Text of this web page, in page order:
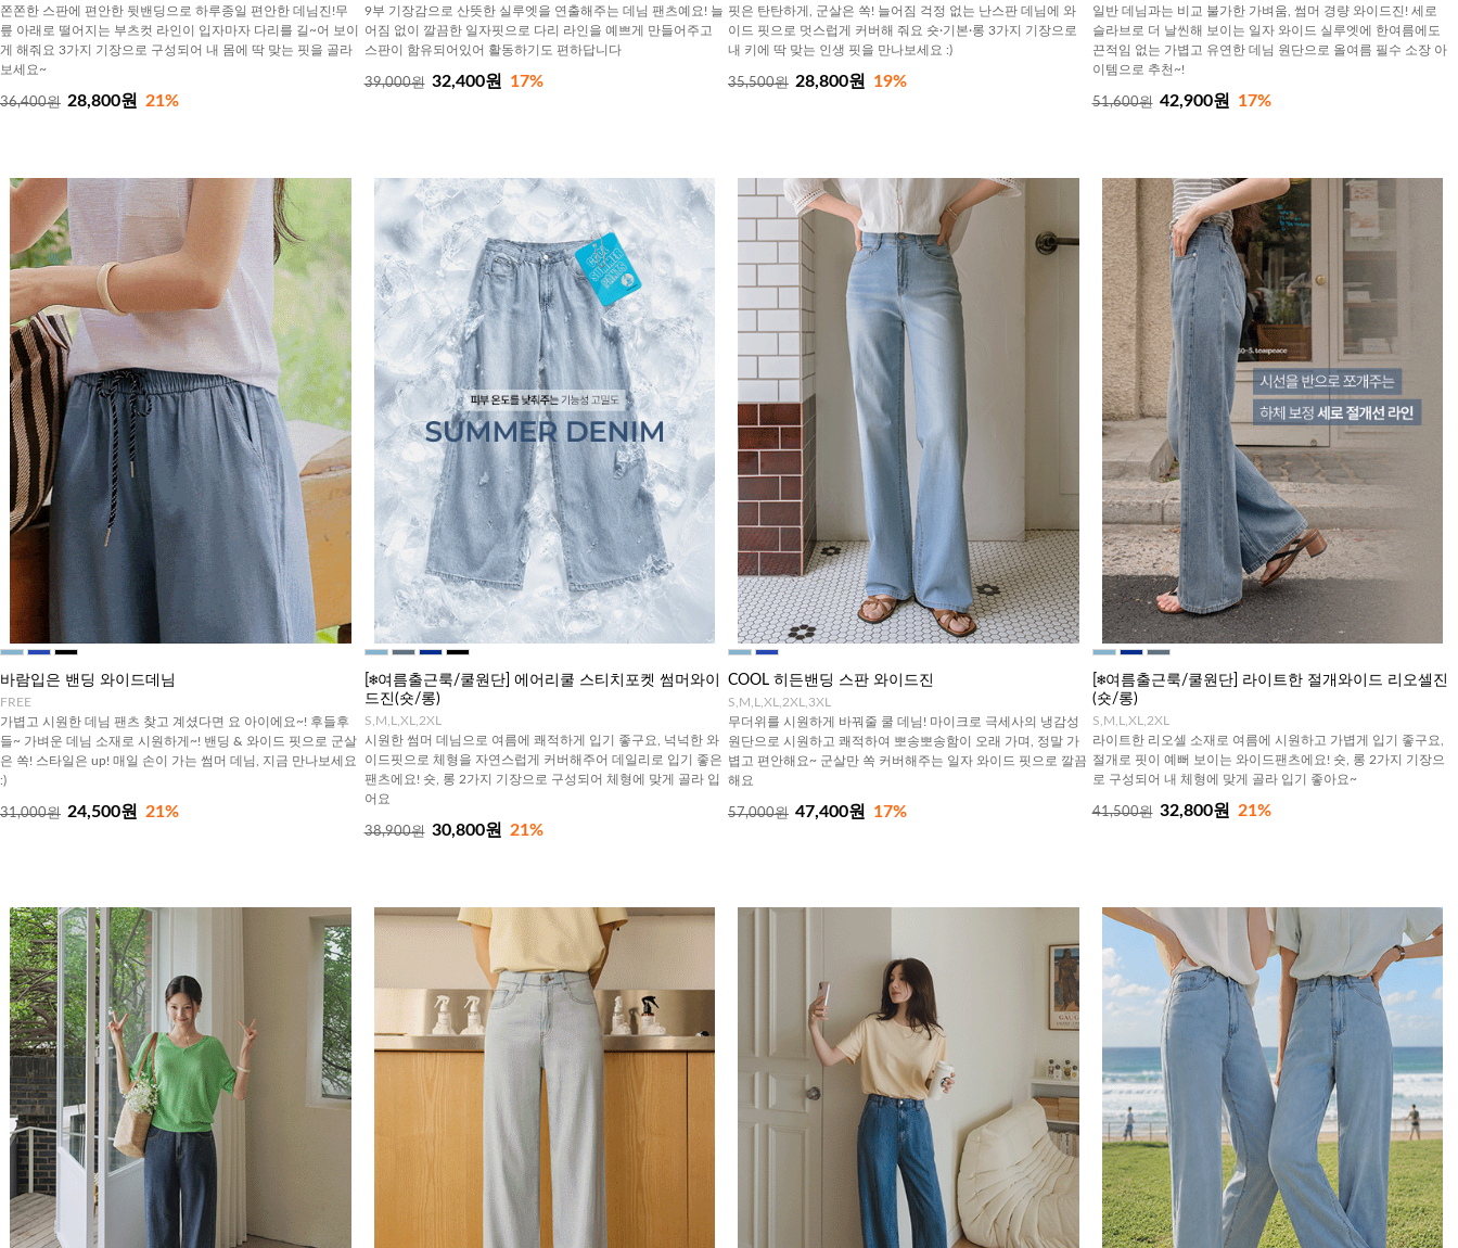
쫀쫀한 스판에 편안한 뒷밴딩으로 하루종일 편안한 데님진!무
릎 아래로 떨어지는 부츠컷 라인이 입자마자 다리를 길~어 보이
게 해줘요 3가지 기장으로 구성되어 내 몸에 딱 맞는 핏을 골라
보세요~
36,400원 28,800원 21%
9부 기장감으로 산뜻한 실루엣을 연출해주는 데님 팬츠예요! 늘
어짐 없이 깔끔한 일자핏으로 다리 라인을 예쁘게 만들어주고
스판이 함유되어있어 활동하기도 편하답니다
39,000원 32,400원 17%
핏은 탄탄하게, 군살은 쏙! 늘어짐 걱정 없는 난스판 데님에 와
이드 핏으로 멋스럽게 커버해 줘요 숏·기본·롱 3가지 기장으로
내 키에 딱 맞는 인생 핏을 만나보세요 :)
35,500원 28,800원 19%
일반 데님과는 비교 불가한 가벼움, 썸머 경량 와이드진! 세로
슬라브로 더 날씬해 보이는 일자 와이드 실루엣에 한여름에도
끈적임 없는 가볍고 유연한 데님 원단으로 올여름 필수 소장 아
이템으로 추천~!
51,600원 42,900원 17%
바람입은 밴딩 와이드데님
FREE
가볍고 시원한 데님 팬츠 찾고 계셨다면 요 아이에요~! 후들후
들~ 가벼운 데님 소재로 시원하게~! 밴딩 & 와이드 핏으로 군살
은 쏙! 스타일은 up! 매일 손이 가는 썸머 데님, 지금 만나보세요
:)
31,000원 24,500원 21%
[❄️여름출근룩/쿨원단] 에어리쿨 스티치포켓 썸머와이
드진(숏/롱)
S,M,L,XL,2XL
시원한 썸머 데님으로 여름에 쾌적하게 입기 좋구요, 넉넉한 와
이드핏으로 체형을 자연스럽게 커버해주어 데일리로 입기 좋은
팬츠에요! 숏, 롱 2가지 기장으로 구성되어 체형에 맞게 골라 입
어요
38,900원 30,800원 21%
COOL 히든밴딩 스판 와이드진
S,M,L,XL,2XL,3XL
무더위를 시원하게 바꿔줄 쿨 데님! 마이크로 극세사의 냉감성
원단으로 시원하고 쾌적하여 뽀송뽀송함이 오래 가며, 정말 가
볍고 편안해요~ 군살만 쏙 커버해주는 일자 와이드 핏으로 깔끔
해요
57,000원 47,400원 17%
[❄️여름출근룩/쿨원단] 라이트한 절개와이드 리오셀진
(숏/롱)
S,M,L,XL,2XL
라이트한 리오셀 소재로 여름에 시원하고 가볍게 입기 좋구요,
절개로 핏이 예뻐 보이는 와이드팬츠에요! 숏, 롱 2가지 기장으
로 구성되어 내 체형에 맞게 골라 입기 좋아요~
41,500원 32,800원 21%